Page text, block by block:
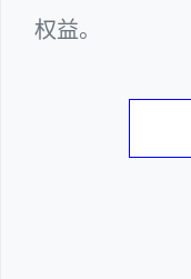
权益。